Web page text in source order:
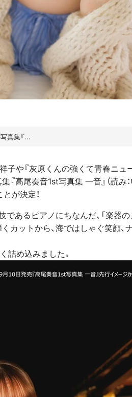
真集『...
子や『灰原くんの強くて青春ニュ
高尾奏音1st写真集 一音』（読み
が決定！
あるピアノにちなんだ、「楽器の
カットから、海ではしゃぐ笑顔、
詰め込みました。